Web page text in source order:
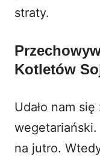
straty.
Kotletów
Udało nam
na jutro.